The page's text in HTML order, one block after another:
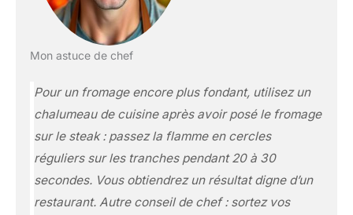
Mon astuce de chef
Pour un fromage encore plus fondant, utilisez un
chalumeau de cuisine après avoir posé le fromage
sur le steak : passez la flamme en cercles
réguliers sur les tranches pendant 20 à 30
secondes. Vous obtiendrez un résultat digne d’un
restaurant. Autre conseil de chef : sortez vos